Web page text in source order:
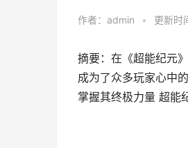
作者： admin • 更新时
摘要：在《超能纪元
成为了众多玩家心中
掌握其终极力量 超能